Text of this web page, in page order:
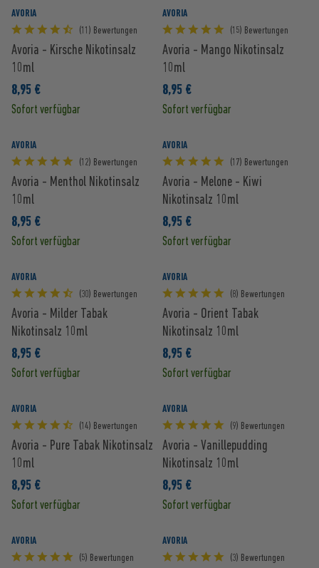
AVORIA
(11) Bewertungen
Avoria - Kirsche Nikotinsalz
10ml
8,95 €
Sofort verfügbar
AVORIA
(15) Bewertungen
Avoria - Mango Nikotinsalz
10ml
8,95 €
Sofort verfügbar
AVORIA
(12) Bewertungen
Avoria - Menthol Nikotinsalz
10ml
8,95 €
Sofort verfügbar
AVORIA
(17) Bewertungen
Avoria - Melone - Kiwi
Nikotinsalz 10ml
8,95 €
Sofort verfügbar
AVORIA
(30) Bewertungen
Avoria - Milder Tabak
Nikotinsalz 10ml
8,95 €
Sofort verfügbar
AVORIA
(8) Bewertungen
Avoria - Orient Tabak
Nikotinsalz 10ml
8,95 €
Sofort verfügbar
AVORIA
(14) Bewertungen
Avoria - Pure Tabak Nikotinsalz
10ml
8,95 €
Sofort verfügbar
AVORIA
(9) Bewertungen
Avoria - Vanillepudding
Nikotinsalz 10ml
8,95 €
Sofort verfügbar
AVORIA
(5) Bewertungen
AVORIA
(3) Bewertungen